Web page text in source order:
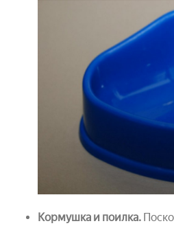
Кормушка и поилка.